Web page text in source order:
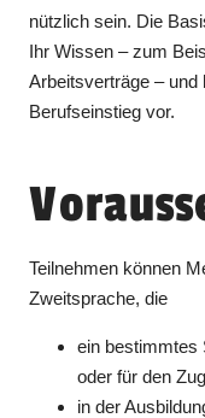
nützlich sein. Die
Ihr Wissen – zum
Arbeitsverträge – und
Berufseinstieg vor.
Teilnehmen können
Zweitsprache, die
ein bestimmtes
oder für den
in der